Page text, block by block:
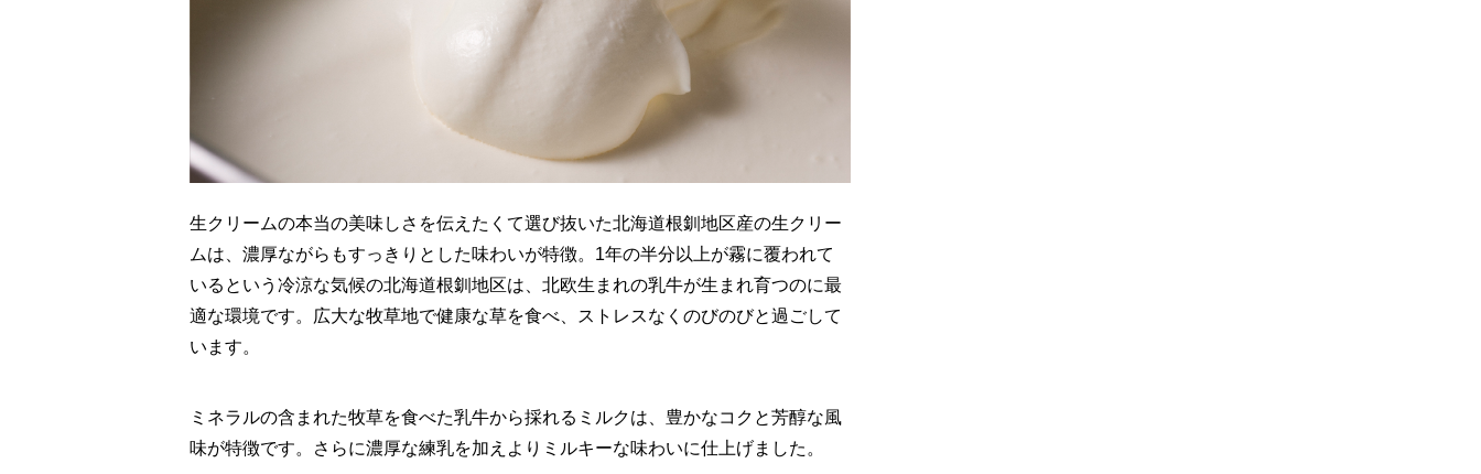
生クリームの本当の美味しさを伝えたくて選び抜いた北海道根釧地区産の生クリー
ムは、濃厚ながらもすっきりとした味わいが特徴。1年の半分以上が霧に覆われて
いるという冷涼な気候の北海道根釧地区は、北欧生まれの乳牛が生まれ育つのに最
適な環境です。広大な牧草地で健康な草を食べ、ストレスなくのびのびと過ごして
います。
ミネラルの含まれた牧草を食べた乳牛から採れるミルクは、豊かなコクと芳醇な風
味が特徴です。さらに濃厚な練乳を加えよりミルキーな味わいに仕上げました。